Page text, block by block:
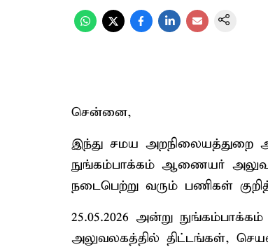
சென்னை,
இந்து சமய அறநிலையத்துறை
நுங்கம்பாக்கம் ஆணையர்
நடைபெற்று வரும் பணிகள்
25.05.2026 அன்று
அலுவலகத்தில் திட்டங்கள்,